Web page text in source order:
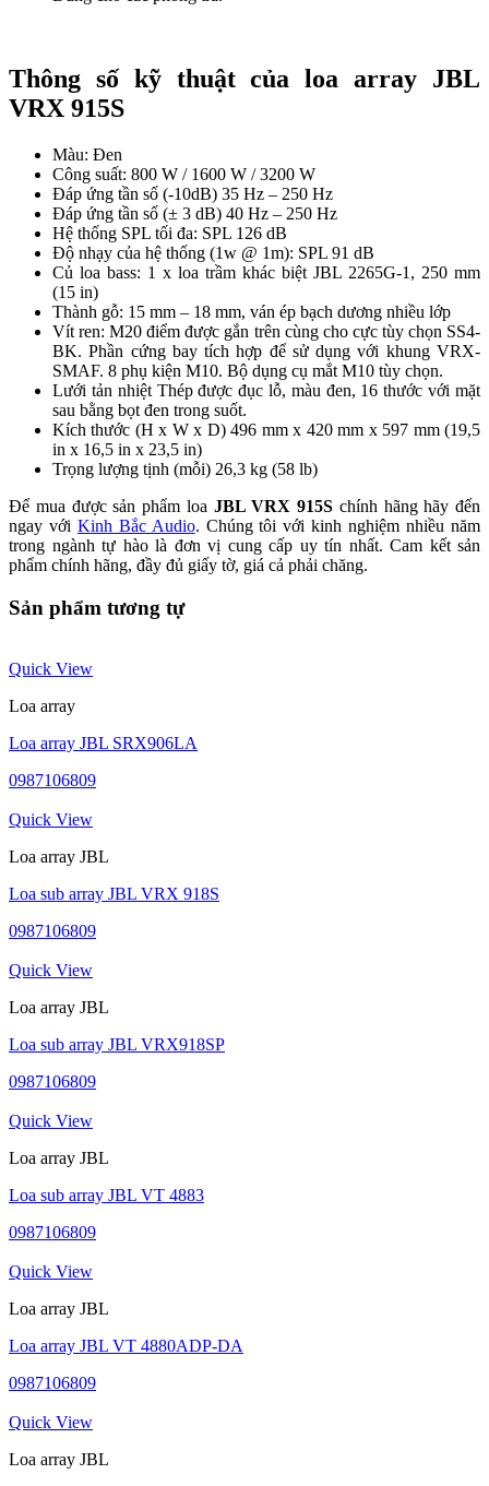
Thông số kỹ thuật của loa array JBL
VRX 915S
Màu: Đen
Công suất: 800 W / 1600 W / 3200 W
Đáp ứng tần số (-10dB) 35 Hz – 250 Hz
Đáp ứng tần số (± 3 dB) 40 Hz – 250 Hz
Hệ thống SPL tối đa: SPL 126 dB
Độ nhạy của hệ thống (1w @ 1m): SPL 91 dB
Củ loa bass: 1 x loa trầm khác biệt JBL 2265G-1, 250 mm
(15 in)
Thành gỗ: 15 mm – 18 mm, ván ép bạch dương nhiều lớp
Vít ren: M20 điểm được gắn trên cùng cho cực tùy chọn SS4-
BK. Phần cứng bay tích hợp để sử dụng với khung VRX-
SMAF. 8 phụ kiện M10. Bộ dụng cụ mắt M10 tùy chọn.
Lưới tản nhiệt Thép được đục lỗ, màu đen, 16 thước với mặt
sau bằng bọt đen trong suốt.
Kích thước (H x W x D) 496 mm x 420 mm x 597 mm (19,5
in x 16,5 in x 23,5 in)
Trọng lượng tịnh (mỗi) 26,3 kg (58 lb)
Để mua được sản phẩm loa JBL VRX 915S chính hãng hãy đến
ngay với Kinh Bắc Audio. Chúng tôi với kinh nghiệm nhiều năm
trong ngành tự hào là đơn vị cung cấp uy tín nhất. Cam kết sản
phẩm chính hãng, đầy đủ giấy tờ, giá cả phải chăng.
Sản phẩm tương tự
Quick View
Loa array
Loa array JBL SRX906LA
0987106809
Quick View
Loa array JBL
Loa sub array JBL VRX 918S
0987106809
Quick View
Loa array JBL
Loa sub array JBL VRX918SP
0987106809
Quick View
Loa array JBL
Loa sub array JBL VT 4883
0987106809
Quick View
Loa array JBL
Loa array JBL VT 4880ADP-DA
0987106809
Quick View
Loa array JBL